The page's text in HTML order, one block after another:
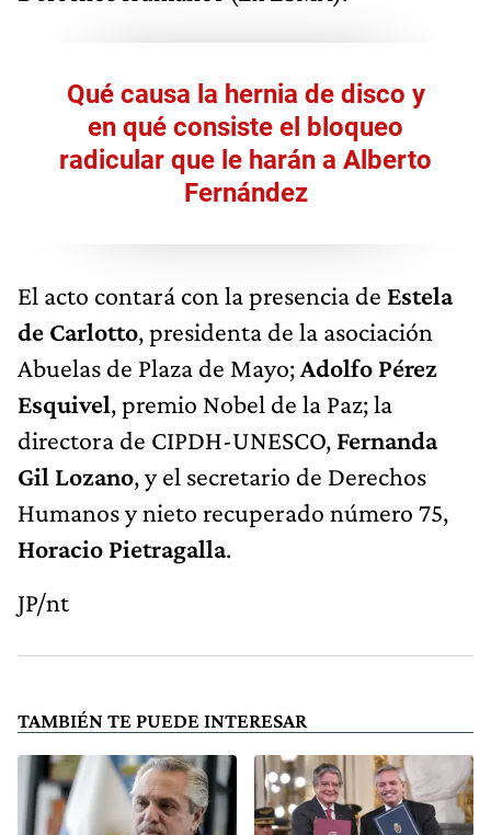
Qué causa la hernia de disco y
en qué consiste el bloqueo
radicular que le harán a Alberto
Fernández
El acto contará con la presencia de Estela
de Carlotto, presidenta de la asociación
Abuelas de Plaza de Mayo;Adolfo Pérez
Esquivel, premio Nobel de la Paz; la
directora de CIPDH-UNESCO, Fernanda
Gil Lozano, y el secretario de Derechos
Humanos y nieto recuperado número 75,
Horacio Pietragalla.
JP/nt
TAMBIÉN TE PUEDE INTERESAR